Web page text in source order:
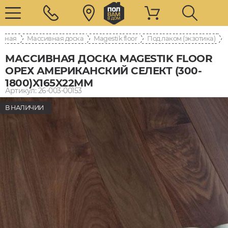
Массивная доска Magestik floor Под лаком (экзотика)
МАССИВНАЯ ДОСКА MAGESTIK FLOOR
ОРЕХ АМЕРИКАНСКИЙ СЕЛЕКТ (300-
1800)X165X22ММ
Артикул: 26-003-00153
В НАЛИЧИИ